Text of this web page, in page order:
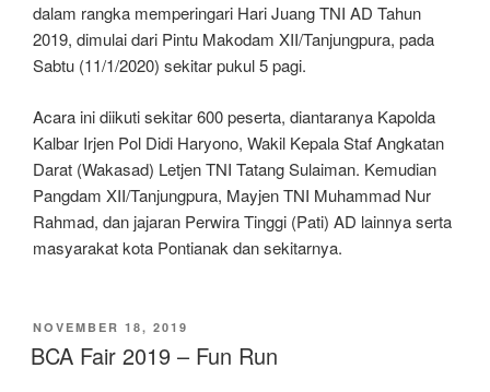
dalam rangka memperingari Hari Juang TNI AD Tahun
2019, dimulai dari Pintu Makodam XII/Tanjungpura, pada
Sabtu (11/1/2020) sekitar pukul 5 pagi.
Acara ini diikuti sekitar 600 peserta, diantaranya Kapolda
Kalbar Irjen Pol Didi Haryono, Wakil Kepala Staf Angkatan
Darat (Wakasad) Letjen TNI Tatang Sulaiman. Kemudian
Pangdam XII/Tanjungpura, Mayjen TNI Muhammad Nur
Rahmad, dan jajaran Perwira Tinggi (Pati) AD lainnya serta
masyarakat kota Pontianak dan sekitarnya.
DIPOSKAN
PADA
NOVEMBER 18, 2019
BCA Fair 2019 – Fun Run